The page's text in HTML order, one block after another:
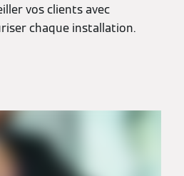
vos clients avec
chaque installation.